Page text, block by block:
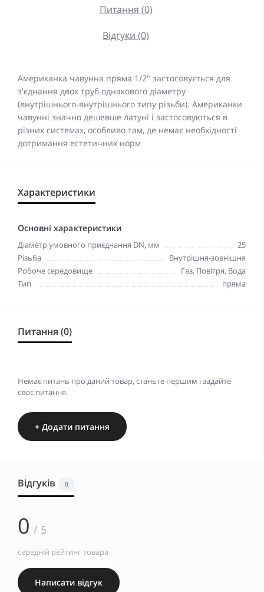
Питання (0)
Відгуки (0)
Американка чавунна пряма 1/2" застосовується для
з'єднання двох труб однакового діаметру
(внутрішнього-внутрішнього типу різьби). Американки
чавунні значно дешевше латуні і застосовуються в
різних системах, особливо там, де немає необхідності
дотримання естетичних норм
Характеристики
Основні характеристики
Діаметр умовного приєднання DN, мм
25
Різьба
Внутрішня-зовнішня
Робоче середовище
Газ, Повітря, Вода
Тип
пряма
Питання (0)
Немає питань про даний товар, станьте першим і задайте
своє питання.
+ Додати питання
Відгуків 0
0 / 5
середній рейтинг товара
Написати відгук